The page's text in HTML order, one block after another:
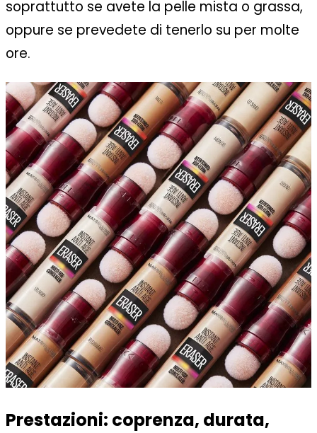
soprattutto se avete la pelle mista o grassa,
oppure se prevedete di tenerlo su per molte
ore.
Prestazioni: coprenza, durata,